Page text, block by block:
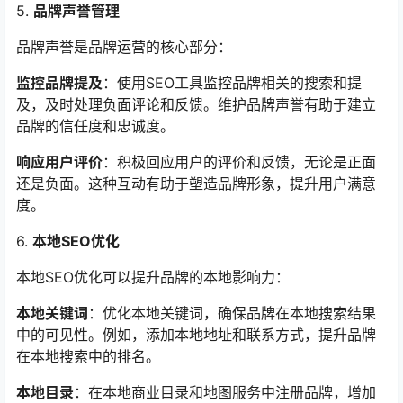
5. 品牌声誉管理
品牌声誉是品牌运营的核心部分：
监控品牌提及：使用SEO工具监控品牌相关的搜索和提
及，及时处理负面评论和反馈。维护品牌声誉有助于建立
品牌的信任度和忠诚度。
响应用户评价：积极回应用户的评价和反馈，无论是正面
还是负面。这种互动有助于塑造品牌形象，提升用户满意
度。
6. 本地SEO优化
本地SEO优化可以提升品牌的本地影响力：
本地关键词 ：优化本地关键词，确保品牌在本地搜索结果
中的可见性。例如，添加本地地址和联系方式，提升品牌
在本地搜索中的排名。
本地目录 ：在本地商业目录和地图服务中注册品牌，增加